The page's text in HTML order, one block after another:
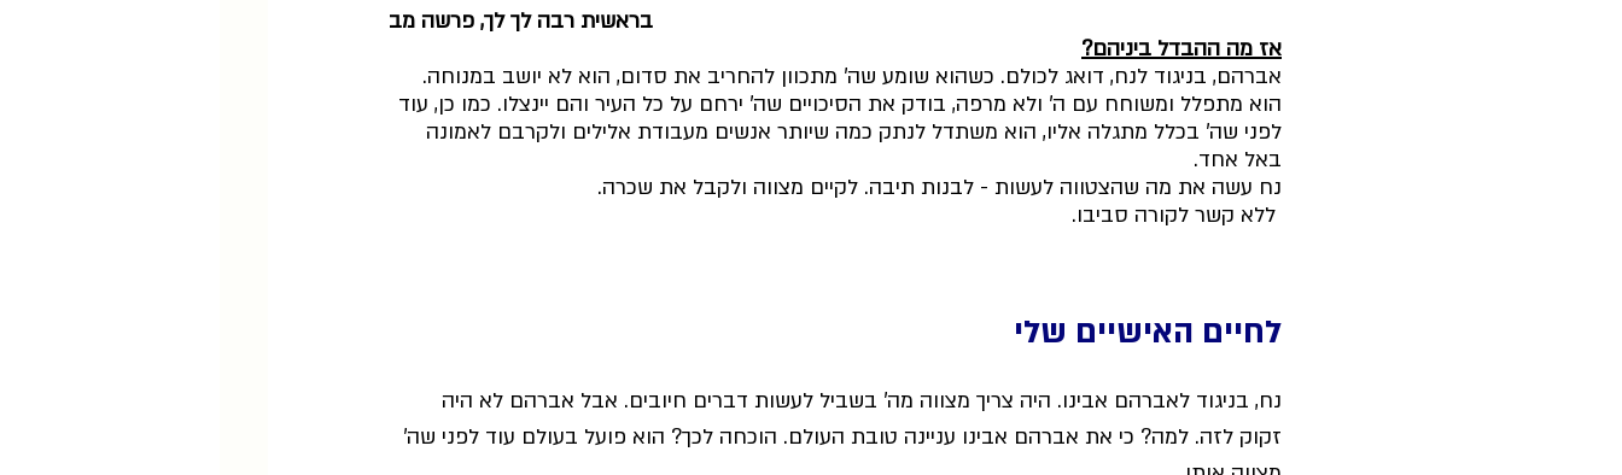
בראשית רבה לך לך, פרשה מב
אז מה ההבדל ביניהם?
אברהם, בניגוד לנח, דואג לכולם. כשהוא שומע שה' מתכוון להחריב את סדום, הוא לא יושב במנוחה.
הוא מתפלל ומשוחח עם ה' ולא מרפה, בודק את הסיכויים שה' ירחם על כל העיר והם יינצלו. כמו כן, עוד
לפני שה' בכלל מתגלה אליו, הוא משתדל לנתק כמה שיותר אנשים מעבודת אלילים ולקרבם לאמונה
באל אחד.
נח עשה את מה שהצטווה לעשות - לבנות תיבה. לקיים מצווה ולקבל את שכרה.
לחיים האישיים שלי
נח, בניגוד לאברהם אבינו. היה צריך מצווה מה' בשביל לעשות דברים חיובים. אבל אברהם לא היה
זקוק לזה. למה? כי את אברהם אבינו עניינה טובת העולם. הוכחה לכך? הוא פועל בעולם עוד לפני שה'